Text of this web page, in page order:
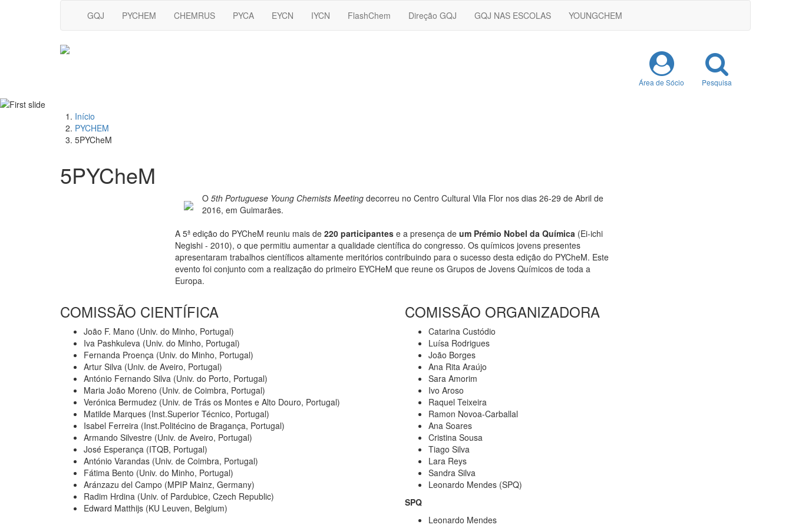
GQJ PYCHEM CHEMRUS PYCA EYCN IYCN FlashChem Direção GQJ GQJ NAS ESCOLAS YOUNGCHEM
Área de Sócio Pesquisa
Início
PYCHEM
5PYCheM
5PYCheM
O 5th Portuguese Young Chemists Meeting decorreu no Centro Cultural Vila Flor nos dias 26-29 de Abril de
2016, em Guimarães.
A 5ª edição do PYCheM reuniu mais de 220 participantes e a presença de um Prémio Nobel da Química (Ei-ichi
Negishi - 2010), o que permitiu aumentar a qualidade científica do congresso. Os químicos jovens presentes
apresentaram trabalhos científicos altamente meritórios contribuindo para o sucesso desta edição do PYCheM. Este
evento foi conjunto com a realização do primeiro EYCHeM que reune os Grupos de Jovens Químicos de toda a
Europa.
COMISSÃO CIENTÍFICA
João F. Mano (Univ. do Minho, Portugal)
Iva Pashkuleva (Univ. do Minho, Portugal)
Fernanda Proença (Univ. do Minho, Portugal)
Artur Silva (Univ. de Aveiro, Portugal)
António Fernando Silva (Univ. do Porto, Portugal)
Maria João Moreno (Univ. de Coimbra, Portugal)
Verónica Bermudez (Univ. de Trás os Montes e Alto Douro, Portugal)
Matilde Marques (Inst.Superior Técnico, Portugal)
Isabel Ferreira (Inst.Politécino de Bragança, Portugal)
Armando Silvestre (Univ. de Aveiro, Portugal)
José Esperança (ITQB, Portugal)
António Varandas (Univ. de Coimbra, Portugal)
Fátima Bento (Univ. do Minho, Portugal)
Aránzazu del Campo (MPIP Mainz, Germany)
Radim Hrdina (Univ. of Pardubice, Czech Republic)
Edward Matthijs (KU Leuven, Belgium)
COMISSÃO ORGANIZADORA
Catarina Custódio
Luísa Rodrigues
João Borges
Ana Rita Araújo
Sara Amorim
Ivo Aroso
Raquel Teixeira
Ramon Novoa-Carballal
Ana Soares
Cristina Sousa
Tiago Silva
Lara Reys
Sandra Silva
Leonardo Mendes (SPQ)
SPQ
Leonardo Mendes